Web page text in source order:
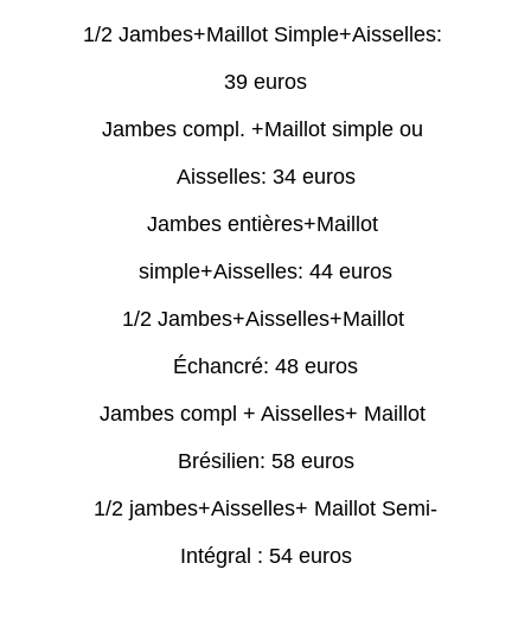
1/2 Jambes+Maillot Simple+Aisselles:
39 euros​
Jambes compl. +Maillot simple ou
Aisselles: 34 euros
Jambes entières+Maillot
simple+Aisselles: 44 euros
1/2 Jambes+Aisselles+Maillot
Échancré: 48 euros
Jambes compl + Aisselles+ Maillot
Brésilien: 58 euros
1/2 jambes+Aisselles+ Maillot Semi-
Intégral : 54 euros